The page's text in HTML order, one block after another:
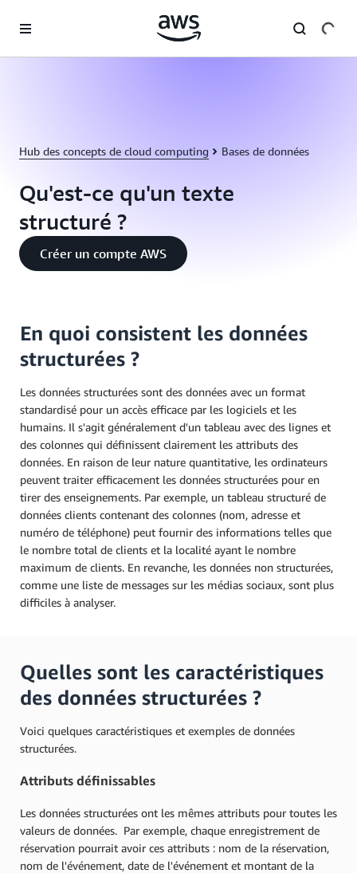
Hub des concepts de cloud computing Bases de données
Qu'est-ce qu'un texte
structuré ?
Créer un compte AWS
En quoi consistent les données
structurées ?
Les données structurées sont des données avec un format
standardisé pour un accès efficace par les logiciels et les
humains. Il s'agit généralement d'un tableau avec des lignes et
des colonnes qui définissent clairement les attributs des
données. En raison de leur nature quantitative, les ordinateurs
peuvent traiter efficacement les données structurées pour en
tirer des enseignements. Par exemple, un tableau structuré de
données clients contenant des colonnes (nom, adresse et
numéro de téléphone) peut fournir des informations telles que
le nombre total de clients et la localité ayant le nombre
maximum de clients. En revanche, les données non structurées,
comme une liste de messages sur les médias sociaux, sont plus
difficiles à analyser.
Quelles sont les caractéristiques
des données structurées ?
Voici quelques caractéristiques et exemples de données
structurées.
Attributs définissables
Les données structurées ont les mêmes attributs pour toutes les
valeurs de données. Par exemple, chaque enregistrement de
réservation pourrait avoir ces attributs : nom de la réservation,
nom de l'événement, date de l'événement et montant de la